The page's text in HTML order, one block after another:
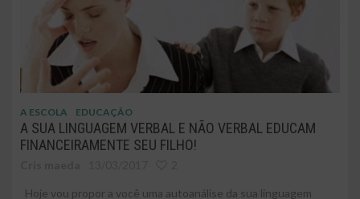
A ESCOLA EDUCAÇÃO
A SUA LINGUAGEM VERBAL E NÃO VERBAL EDUCAM
FINANCEIRAMENTE SEU FILHO!
Hoje vou propor a você uma autoanálise da sua linguagem